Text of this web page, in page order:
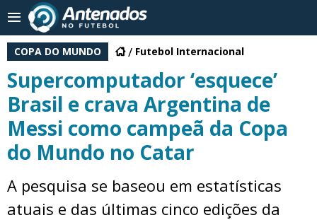
COPA DO MUNDO Futebol Internacional
Supercomputador ‘esquece’
Brasil e crava Argentina de
Messi como campeã da Copa
do Mundo no Catar
A pesquisa se baseou em estatísticas
atuais e das últimas cinco edições da